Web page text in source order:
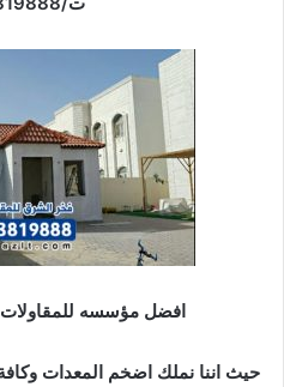
افضل مؤسسه
حيث اننا نملك اضخم المعدات وكافة